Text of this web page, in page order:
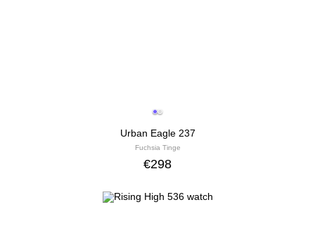
Urban Eagle 237
Fuchsia Tinge
€298